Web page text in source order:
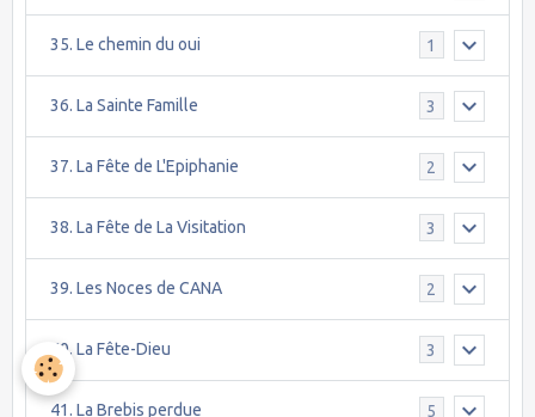
35. Le chemin du oui 1
36. La Sainte Famille 3
37. La Fête de L'Epiphanie 2
38. La Fête de La Visitation 3
39. Les Noces de CANA 2
40. La Fête-Dieu 3
41. La Brebis perdue 5